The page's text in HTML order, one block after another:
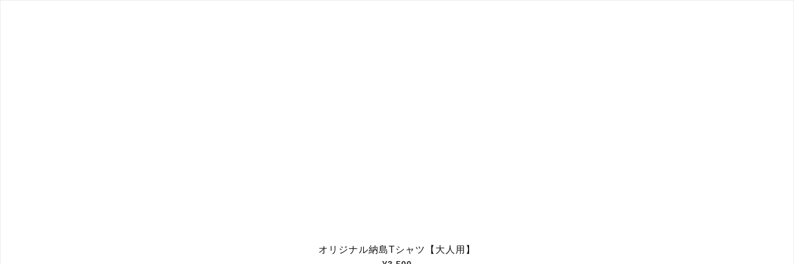
オリジナル納島Tシャツ【大人用】